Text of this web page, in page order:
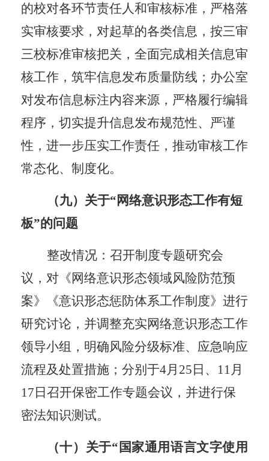
的校对各环节责任人和审核标准， 严格落
实审核要求，对起草的各类信息，按三审
三校标准审核把关，全面完成相关信息审
核工作，筑牢信息发布质量防线；办公室
对发布信息标注内容来源，严格履行编辑
程序，切实提升信息发布规范性、严谨
性，进一步压实工作责任，推动审核工作
常态化、制度化。
（九）关于“网络意识形态工作有短
板”的问题
整改情况： 召开制度专题研究会
议，对 《网络意识形态领域风险防范预
案》
《意识形态惩防体系工作制度》进行
研究讨论 ， 并调整充实网络意识形态工作
领导小组，明确风险分级标准、应急响应
流程及处置措施；分别于4月25日、11月
17日召开保密工作专题会议，并进行保
密法知识测试。
（十）关于“国家通用语言文字使用